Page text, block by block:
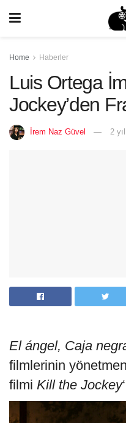
Home Haberler
Luis Ortega
Jockey’den
İrem Naz Güvel 2
El ángel, Caja
filmlerinin
filmi Kill the Jockey